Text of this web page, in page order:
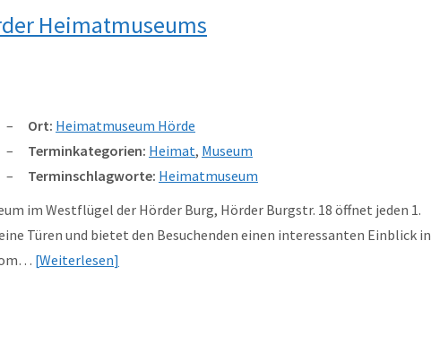
Heimatmuseums
Ort: Heimatmuseum Hörde
Terminkategorien: Heimat, Museum
Terminschlagworte: Heimatmuseum
im Westflügel der Hörder Burg, Hörder Burgstr. 18 öffnet jeden 1.
Türen und bietet den Besuchenden einen interessanten Einblick in
Weiterlesen